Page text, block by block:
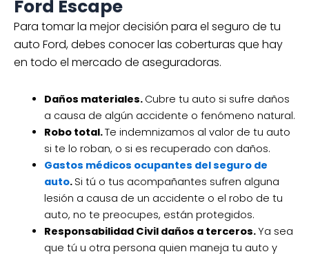
Ford Escape
Para tomar la mejor decisión para el seguro de tu
auto Ford, debes conocer las coberturas que hay
en todo el mercado de aseguradoras.
Daños materiales. Cubre tu auto si sufre daños
a causa de algún accidente o fenómeno natural.
Robo total.Te indemnizamos al valor de tu auto
si te lo roban, o si es recuperado con daños.
Gastos médicos ocupantes del seguro de
auto. Si tú o tus acompañantes sufren alguna
lesión a causa de un accidente o el robo de tu
auto, no te preocupes, están protegidos.
Responsabilidad Civil daños a terceros.Ya sea
que tú u otra persona quien maneja tu auto y